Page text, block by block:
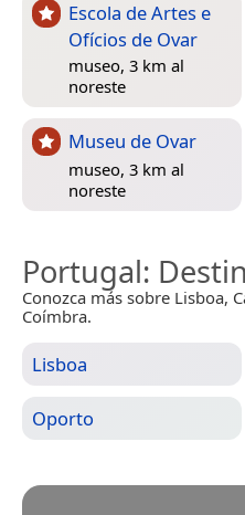
Escola de Artes e
Ofícios de Ovar
museo, 3 km al
noreste
Museu de Ovar
museo, 3 km al
noreste
Portugal:
Conozca más sobre Lisboa,
Coímbra.
Lisboa
Oporto